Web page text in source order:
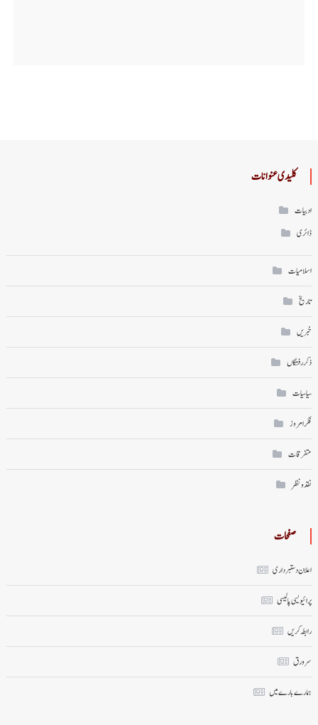
کلیدی عنوانات
ادبیات
ڈائری
اسلامیات
تاریخ
خبریں
ذکر رفتگاں
سیاسیات
فکر امروز
متفرقات
نقد ونظر
صفحات
اعلان دستبرداری
پرائیویسی پالیسی
رابطہ کریں
سر ورق
ہمارے بارے میں